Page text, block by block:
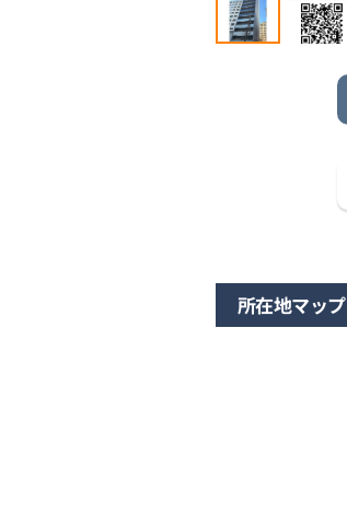
所在地マップ